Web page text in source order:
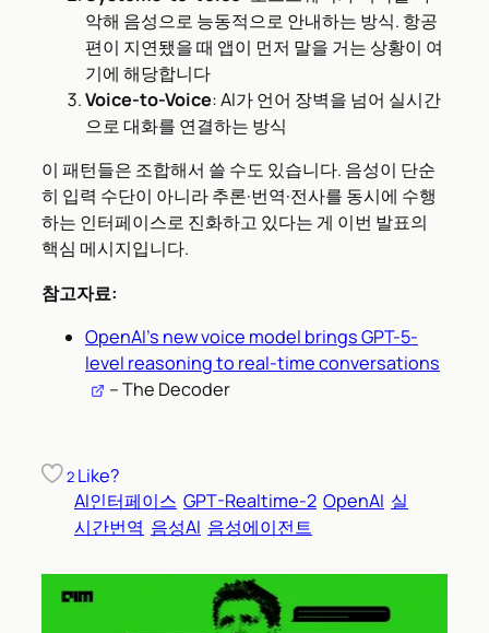
악해 음성으로 능동적으로 안내하는 방식. 항공
편이 지연됐을 때 앱이 먼저 말을 거는 상황이 여
기에 해당합니다
Voice-to-Voice: AI가 언어 장벽을 넘어 실시간
으로 대화를 연결하는 방식
이 패턴들은 조합해서 쓸 수도 있습니다. 음성이 단순
히 입력 수단이 아니라 추론·번역·전사를 동시에 수행
하는 인터페이스로 진화하고 있다는 게 이번 발표의
핵심 메시지입니다.
참고자료:
OpenAI’s new voice model brings GPT-5-
level reasoning to real-time conversations
– The Decoder
2 Like?
AI인터페이스 GPT-Realtime-2 OpenAI 실
시간번역 음성AI 음성에이전트